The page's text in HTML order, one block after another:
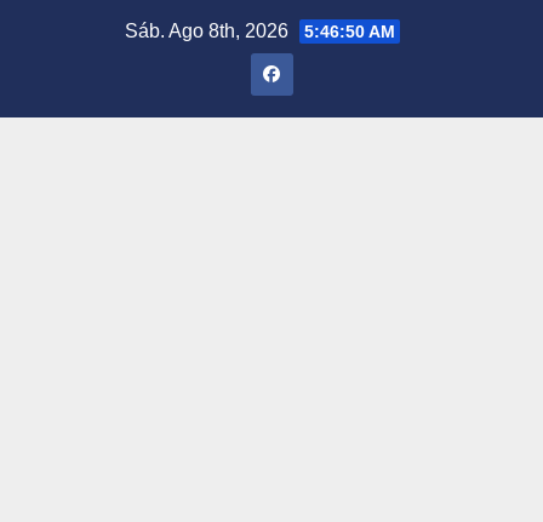
Sáb. Ago 8th, 2026 5:46:51 AM